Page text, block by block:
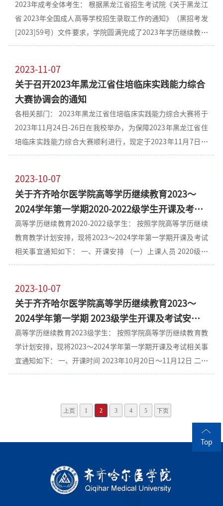
求如下： 第一步：学号查询 1. 微信关注“齐齐哈尔医学院继续
教育学院”公众号； 2. 找到“成考报名”下的“录取查询”；
3. 输入姓名和身份证号后6位查询学号。 第二步：新生入学资
qqheyxy+学号后4位。例qqheyxy1234），按照流程要求填报
相关信息及上传本人手持身份证白底照片并确认提交，具体流
程
2023年成考全体考生： 根据黑龙江省招生考试院《关于黑龙江
省 2023年全国成人高等学校招生录取工作的通知》（黑招考发
[2023]59号）文件要求，学院圆满完成了2023年学历继续教育
招生录取工作，现将具体工作安排通知如下： 一、录取查询：
2.点击“成考报名”专栏下的“录取查询”，输入姓名和身份
证号后六位进行查询，显示学号及录取信息即被录取。 3.学号
信息请考生留存，后续会以此为凭证进行入学资格审查（该学
号作为入学资格审查账号使用，注册学籍以入学资格审查结果
为准）。 二、录取通知书邮寄 1.学院将于2024年1月3号至6号
期间，进行录取通知书邮寄工作，邮寄地址将默认成考报名所
工作，后续工以作学院官网通知为准。 2.请新生届时关注微信
公众号“齐齐哈尔医学院继续教育学院”、学院官方网
2023-11-07
关于召开2023年黑龙江省住培临床实践能力综合
大赛协调会的通知
各相关部门： 2023年黑龙江省住培临床实践能力综合大赛将于
2023年11月24日-26日在我校举办，为保障2023年黑龙江省住
培临床实践能力综合大赛顺利进行，现定于2023年11月7日下
午召开大赛协调会，具体通知如下： 一、会议时间 2023年11
室 三、参会部门 临床教学中心、资产经营公司、学院办公室、
体育馆、教务处、现代技术中心、宣传统战部、团委、后勤管
理处、财务处、国有资产管理处、保卫处及全科医学与继续教
育学院相关负责人员参会。请相关人员按时参会，联系人：王
蒙0452-2663422。特此通知。 全科医学与继续教育学院2023
年11月7日
2023-10-07
关于齐齐哈尔医学院高等学历继续教育2023～
2024学年第一学期2020-2022级学生开课及考试
安排的通知
高等学历继续教育2020-2022级学生： 按照学院高等学历继续
教育教学计划安排，现将2023～2024学年第一学期开课及考试
相关事宜通知如下： 一、开课安排 （一）上课人员 2020级、
2021级高起本及2022级高起本、专升本学生。 （二）开课时
络课程在线学习和自学相结合等形式。 （四）上课要求 线上直
播课程学生参与每门课程直播时长不少于2/3，并于11月15日
前完成直播课程、网络课程在线学习等全部教学任务。 二、期
末考试 （一）考试时间 2023年11月16日～11月20日 （二）考
试形式 利用手机APP/电脑端进行线上考试 （三）考试要求 考
生需准备带有前置摄像头的电脑或手机；严格遵守考试时间，
试过程中，如遇网页技术问题可联系平台管理人员解决，其他
问题可通过QQ群或电话
2023-10-07
关于齐齐哈尔医学院高等学历继续教育2023～
2024学年第一学期 2023级学生开课及考试安排
的通知
高等学历继续教育2023级学生： 按照学院高等学历继续教育教
学计划安排，现将2023～2024学年第一学期开课及考试相关事
宜通知如下： 一、开课时间 2023年10月20日～11月12日 二、
开课形式 采取线下面授及网络课程在线学习相结合的形式 三、
班级QQ群中公布。 四、其他事项 （一）各位同学参加线下面
授的同时，需于11月15日前完成网络课程在线学习，网络课程
在线学习采取线上考试的形式，考试时间：2023年11月16日～
程在线学习及考试过程中如遇网页技术问题可联系平台管理人
上页 1 2 3 4 5 下页
Top